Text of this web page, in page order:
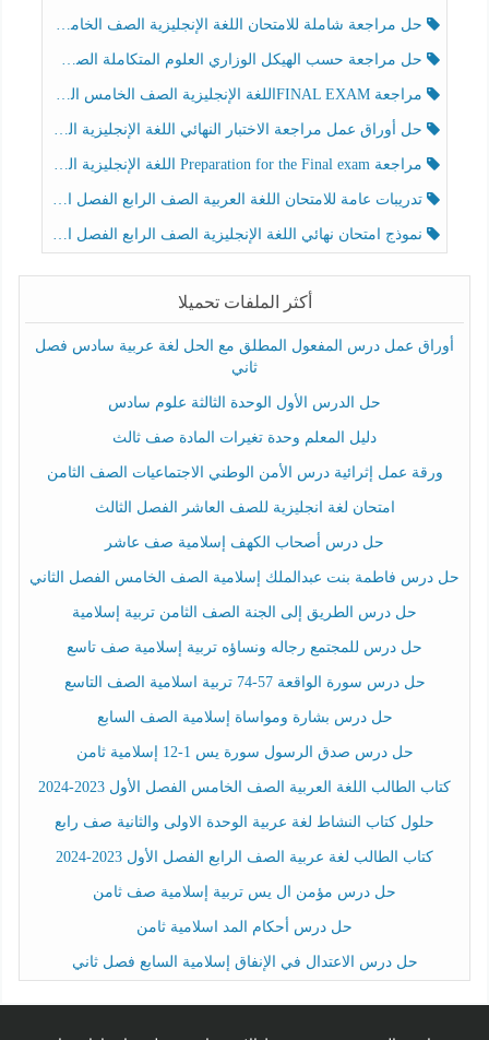
حل مراجعة شاملة للامتحان اللغة الإنجليزية الصف الخامس الفصل الثالث
حل مراجعة حسب الهيكل الوزاري العلوم المتكاملة الصف الخامس عام الفصل الثالث
مراجعة FINAL EXAMاللغة الإنجليزية الصف الخامس الفصل الثالث
حل أوراق عمل مراجعة الاختبار النهائي اللغة الإنجليزية الصف الرابع الفصل الثالث
مراجعة Preparation for the Final exam اللغة الإنجليزية الصف الرابع الفصل الثالث
تدريبات عامة للامتحان اللغة العربية الصف الرابع الفصل الثالث
نموذج امتحان نهائي اللغة الإنجليزية الصف الرابع الفصل الثالث
أكثر الملفات تحميلا
أوراق عمل درس المفعول المطلق مع الحل لغة عربية سادس فصل
ثاني
حل الدرس الأول الوحدة الثالثة علوم سادس
دليل المعلم وحدة تغيرات المادة صف ثالث
ورقة عمل إثرائية درس الأمن الوطني الاجتماعيات الصف الثامن
امتحان لغة انجليزية للصف العاشر الفصل الثالث
حل درس أصحاب الكهف إسلامية صف عاشر
حل درس فاطمة بنت عبدالملك إسلامية الصف الخامس الفصل الثاني
حل درس الطريق إلى الجنة الصف الثامن تربية إسلامية
حل درس للمجتمع رجاله ونساؤه تربية إسلامية صف تاسع
حل درس سورة الواقعة 57-74 تربية اسلامية الصف التاسع
حل درس بشارة ومواساة إسلامية الصف السابع
حل درس صدق الرسول سورة يس 1-12 إسلامية ثامن
كتاب الطالب اللغة العربية الصف الخامس الفصل الأول 2023-2024
حلول كتاب النشاط لغة عربية الوحدة الاولى والثانية صف رابع
كتاب الطالب لغة عربية الصف الرابع الفصل الأول 2023-2024
حل درس مؤمن ال يس تربية إسلامية صف ثامن
حل درس أحكام المد اسلامية ثامن
حل درس الاعتدال في الإنفاق إسلامية السابع فصل ثاني